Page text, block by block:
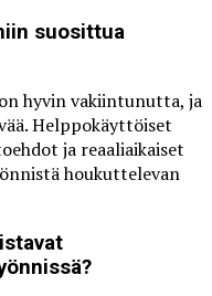
suosittua
hyvin vakiintunutta, ja
Helppokäyttöiset
ja reaaliaikaiset
houkuttelevan